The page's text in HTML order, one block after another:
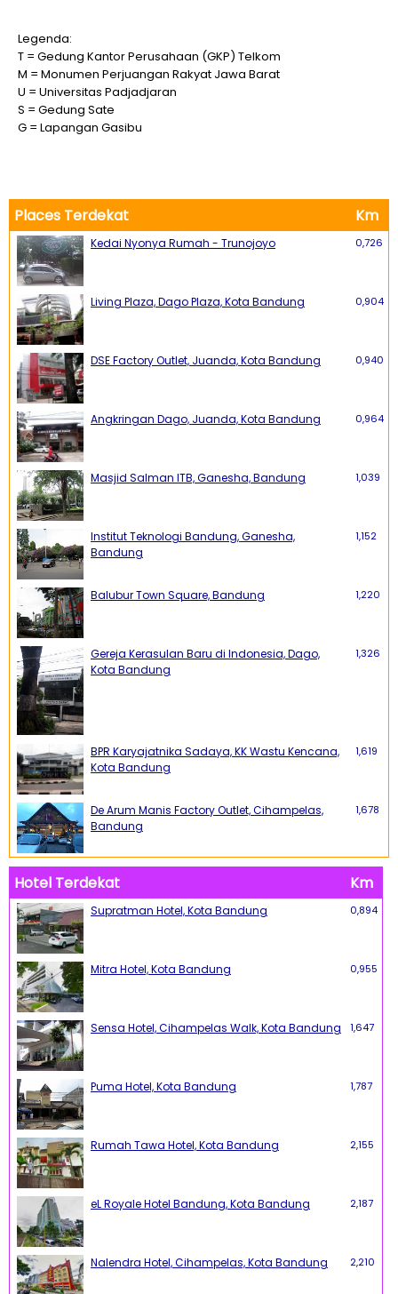
Legenda:
T = Gedung Kantor Perusahaan (GKP) Telkom
M = Monumen Perjuangan Rakyat Jawa Barat
U = Universitas Padjadjaran
S = Gedung Sate
G = Lapangan Gasibu
Places Terdekat Km
Kedai Nyonya Rumah - Trunojoyo 0,726
Living Plaza, Dago Plaza, Kota Bandung 0,904
DSE Factory Outlet, Juanda, Kota Bandung 0,940
Angkringan Dago, Juanda, Kota Bandung 0,964
Masjid Salman ITB, Ganesha, Bandung 1,039
Institut Teknologi Bandung, Ganesha,
Bandung
1,152
Balubur Town Square, Bandung 1,220
Gereja Kerasulan Baru di Indonesia, Dago,
Kota Bandung
1,326
BPR Karyajatnika Sadaya, KK Wastu Kencana,
Kota Bandung
1,619
De Arum Manis Factory Outlet, Cihampelas,
Bandung
1,678
Hotel Terdekat Km
Supratman Hotel, Kota Bandung 0,894
Mitra Hotel, Kota Bandung 0,955
Sensa Hotel, Cihampelas Walk, Kota Bandung 1,647
Puma Hotel, Kota Bandung 1,787
Rumah Tawa Hotel, Kota Bandung 2,155
eL Royale Hotel Bandung, Kota Bandung 2,187
Nalendra Hotel, Cihampelas, Kota Bandung 2,210